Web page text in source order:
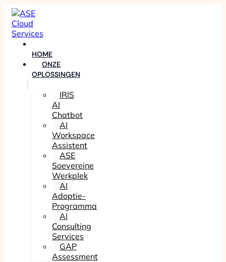
HOME
ONZE
OPLOSSINGEN
IRIS
AI
Chatbot
AI
Workspace
Assistent
ASE
Soevereine
Werkplek
AI
Adoptie-
Programma
AI
Consulting
Services
GAP
Assessment